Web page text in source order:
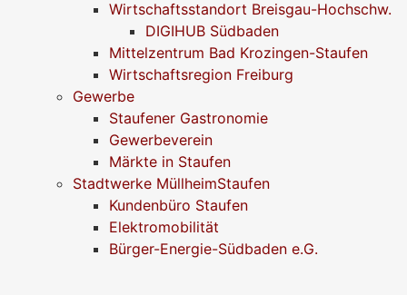
Wirtschaftsstandort Breisgau-Hochschw.
DIGIHUB Südbaden
Mittelzentrum Bad Krozingen-Staufen
Wirtschaftsregion Freiburg
Gewerbe
Staufener Gastronomie
Gewerbeverein
Märkte in Staufen
Stadtwerke MüllheimStaufen
Kundenbüro Staufen
Elektromobilität
Bürger-Energie-Südbaden e.G.